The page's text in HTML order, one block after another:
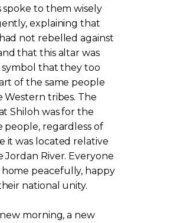
spoke to them wisely
explaining that
not rebelled against
that this altar was
symbol that they too
of the same people
Western tribes. The
Shiloh was for the
people, regardless of
it was located relative
Jordan River. Everyone
peacefully, happy
national unity.
new morning, a new